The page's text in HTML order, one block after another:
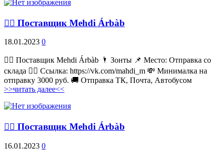
💁‍♂ Поставщик Mehdi Árbàb
18.01.2023 0
💁‍♂ Поставщик Mehdi Árbàb 🌂 Зонты 📌 Место: Отправка со
склада 👉🏻 Ссылка: https://vk.com/mahdi_m 💸 Минималка на
отправку 3000 руб. 🚚 Отправка ТК, Почта, Автобусом
>>читать далее<<
💁‍♂ Поставщик Mehdi Árbàb
16.01.2023 0